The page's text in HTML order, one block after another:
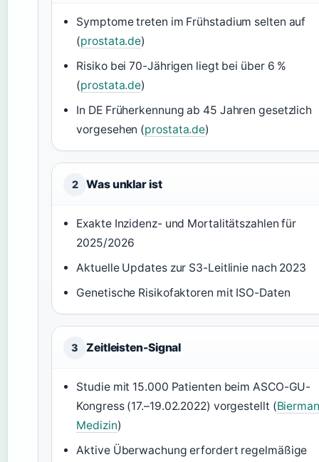
Symptome treten im Frühstadium selten auf
(prostata.de)
Risiko bei 70-Jährigen liegt bei über 6 %
(prostata.de)
In DE Früherkennung ab 45 Jahren gesetzlich
vorgesehen (prostata.de)
2 Was unklar ist
Exakte Inzidenz- und Mortalitätszahlen für
2025/2026
Aktuelle Updates zur S3-Leitlinie nach 2023
Genetische Risikofaktoren mit ISO-Daten
3 Zeitleisten-Signal
Studie mit 15.000 Patienten beim ASCO-GU-
Kongress (17.–19.02.2022) vorgestellt (
Medizin)
Aktive Überwachung erfordert regelmäßige